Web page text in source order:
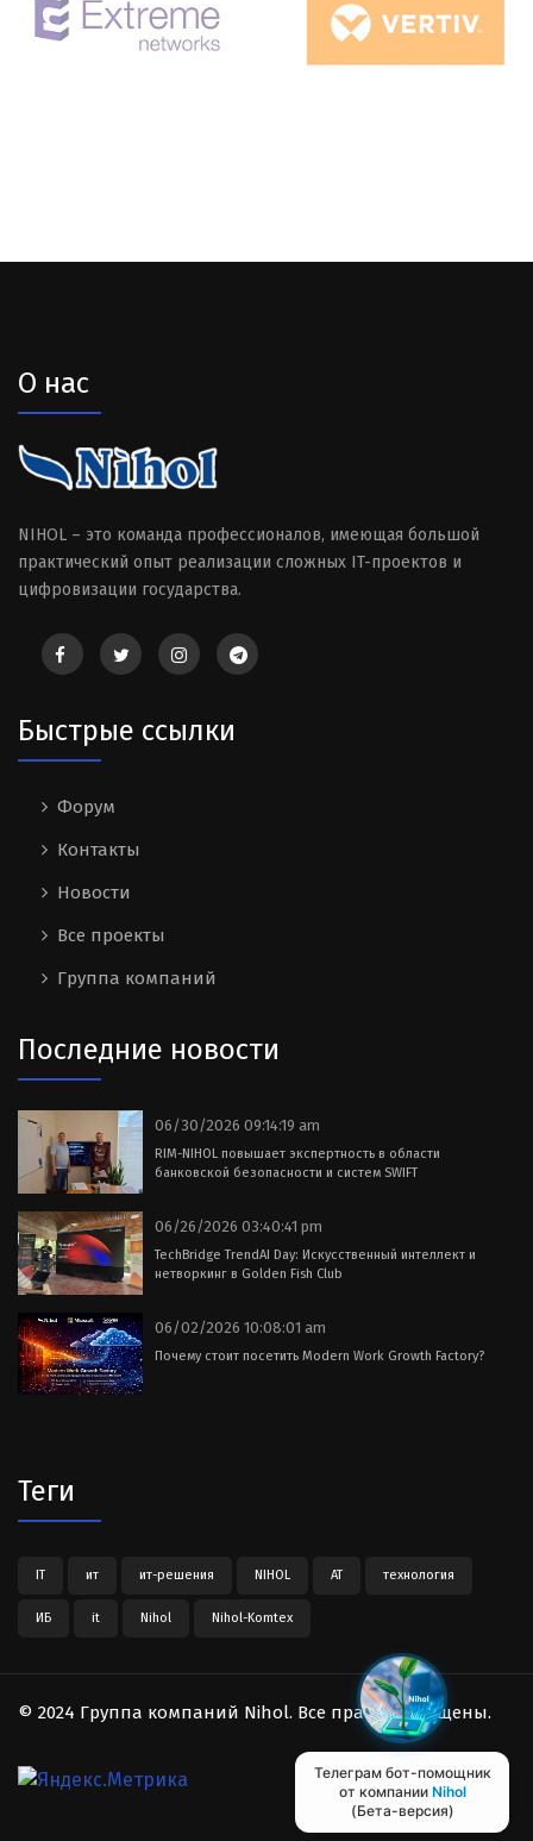
Телеграм бот-помощник
от компании Nihol
(Бета-версия)
О нас
NIHOL – это команда профессионалов, имеющая большой
практический опыт реализации сложных IT-проектов и
цифровизации государства.
Быстрые ссылки
Форум
Контакты
Новости
Все проекты
Группа компаний
Последние новости
06/30/2026 09:14:19 am
RIM-NIHOL повышает экспертность в области
банковской безопасности и систем SWIFT
06/26/2026 03:40:41 pm
TechBridge TrendAI Day: Искусственный интеллект и
нетворкинг в Golden Fish Club
06/02/2026 10:08:01 am
Почему стоит посетить Modern Work Growth Factory?
Теги
IT ит ит-решения NIHOL АТ технология
ИБ it Nihol Nihol-Komtex
© 2024 Группа компаний Nihol. Все права защищены.